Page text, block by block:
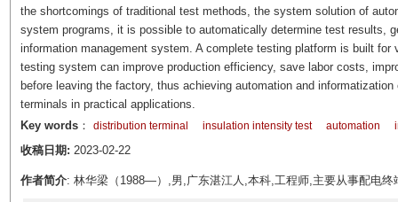
the shortcomings of traditional test methods, the system solution of
system programs, it is possible to automatically determine test results,
information management system. A complete testing platform is built
testing system can improve production efficiency, save labor costs,
before leaving the factory, thus achieving automation and
terminals in practical applications.
Key words： distribution terminal insulation intensity test automation
收稿日期: 2023-02-22
作者简介: 林华梁（1988—）,男,广东湛江人,本科,工程师,主要从事配电终